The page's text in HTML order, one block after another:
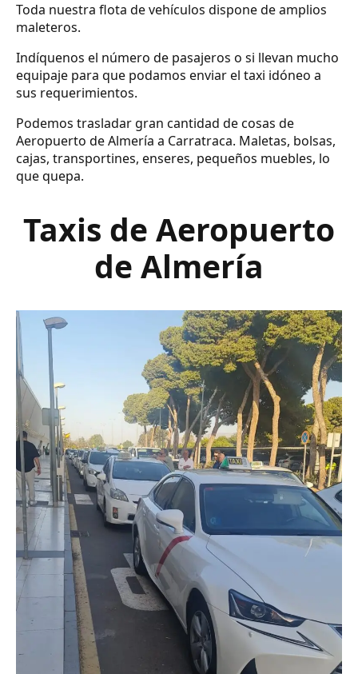
Toda nuestra flota de vehículos dispone de amplios
maleteros.
Indíquenos el número de pasajeros o si llevan mucho
equipaje para que podamos enviar el taxi idóneo a
sus requerimientos.
Podemos trasladar gran cantidad de cosas de
Aeropuerto de Almería a Carratraca. Maletas, bolsas,
cajas, transportines, enseres, pequeños muebles, lo
que quepa.
Taxis de Aeropuerto
de Almería